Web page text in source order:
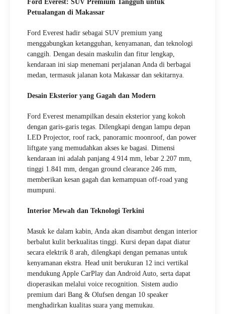
Ford Everest: SUV Premium Tangguh untuk
Petualangan di Makassar
Ford Everest hadir sebagai SUV premium yang
menggabungkan ketangguhan, kenyamanan, dan teknologi
canggih. Dengan desain maskulin dan fitur lengkap,
kendaraan ini siap menemani perjalanan Anda di berbagai
medan, termasuk jalanan kota Makassar dan sekitarnya.
Desain Eksterior yang Gagah dan Modern
Ford Everest menampilkan desain eksterior yang kokoh
dengan garis-garis tegas. Dilengkapi dengan lampu depan
LED Projector, roof rack, panoramic moonroof, dan power
liftgate yang memudahkan akses ke bagasi. Dimensi
kendaraan ini adalah panjang 4.914 mm, lebar 2.207 mm,
tinggi 1.841 mm, dengan ground clearance 246 mm,
memberikan kesan gagah dan kemampuan off-road yang
mumpuni.
Interior Mewah dan Teknologi Terkini
Masuk ke dalam kabin, Anda akan disambut dengan interior
berbalut kulit berkualitas tinggi. Kursi depan dapat diatur
secara elektrik 8 arah, dilengkapi dengan pemanas untuk
kenyamanan ekstra. Head unit berukuran 12 inci vertikal
mendukung Apple CarPlay dan Android Auto, serta dapat
dioperasikan melalui voice recognition. Sistem audio
premium dari Bang & Olufsen dengan 10 speaker
menghadirkan kualitas suara yang memukau.